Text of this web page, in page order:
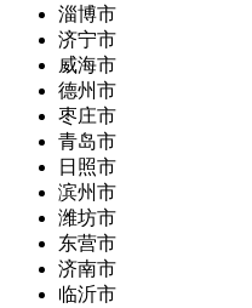
淄博市
济宁市
威海市
德州市
枣庄市
青岛市
日照市
滨州市
潍坊市
东营市
济南市
临沂市